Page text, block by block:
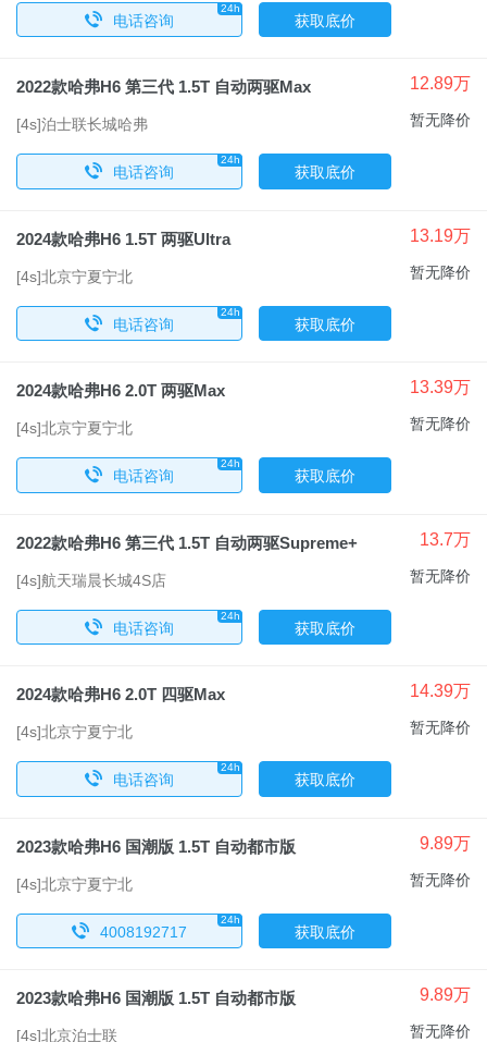
x 电话咨询
24h
获取底价
12.89万
2022款哈弗H6 第三代 1.5T 自动两驱Max
暂无降价
[4s]泊士联长城哈弗
x 电话咨询
24h
获取底价
13.19万
2024款哈弗H6 1.5T 两驱Ultra
暂无降价
[4s]北京宁夏宁北
x 电话咨询
24h
获取底价
13.39万
2024款哈弗H6 2.0T 两驱Max
暂无降价
[4s]北京宁夏宁北
x 电话咨询
24h
获取底价
13.7万
2022款哈弗H6 第三代 1.5T 自动两驱Supreme+
暂无降价
[4s]航天瑞晨长城4S店
x 电话咨询
24h
获取底价
14.39万
2024款哈弗H6 2.0T 四驱Max
暂无降价
[4s]北京宁夏宁北
x 电话咨询
24h
获取底价
9.89万
2023款哈弗H6 国潮版 1.5T 自动都市版
暂无降价
[4s]北京宁夏宁北
x 4008192717
24h
获取底价
9.89万
2023款哈弗H6 国潮版 1.5T 自动都市版
暂无降价
[4s]北京泊士联